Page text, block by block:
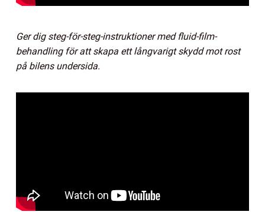
Ger dig steg-för-steg-instruktioner med fluid-film-
behandling för att skapa ett långvarigt skydd mot rost
på bilens undersida.